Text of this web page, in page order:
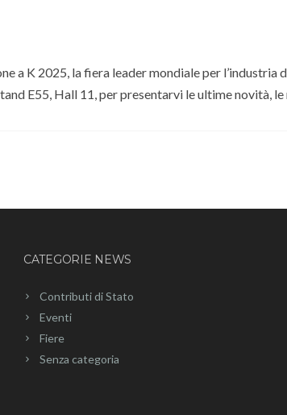
a K 2025, la fiera leader mondiale per l’industria
E55, Hall 11, per presentarvi le ultime novità,
CATEGORIE NEWS
Contributi di Stato
Eventi
Fiere
Senza categoria